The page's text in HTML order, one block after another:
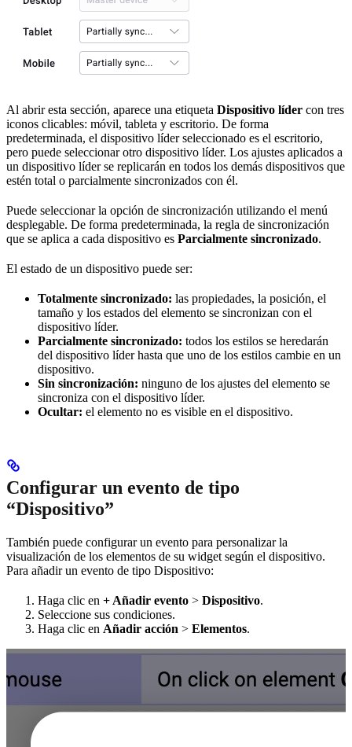
Al abrir esta sección, aparece una etiqueta Dispositivo líder con tres
iconos clicables: móvil, tableta y escritorio. De forma
predeterminada, el dispositivo líder seleccionado es el escritorio,
pero puede seleccionar otro dispositivo líder. Los ajustes aplicados a
un dispositivo líder se replicarán en todos los demás dispositivos que
estén total o parcialmente sincronizados con él.
Puede seleccionar la opción de sincronización utilizando el menú
desplegable. De forma predeterminada, la regla de sincronización
que se aplica a cada dispositivo es Parcialmente sincronizado.
El estado de un dispositivo puede ser:
Totalmente sincronizado: las propiedades, la posición, el
tamaño y los estados del elemento se sincronizan con el
dispositivo líder.
Parcialmente sincronizado: todos los estilos se heredarán
del dispositivo líder hasta que uno de los estilos cambie en un
dispositivo.
Sin sincronización: ninguno de los ajustes del elemento se
sincroniza con el dispositivo líder.
Ocultar: el elemento no es visible en el dispositivo.
Configurar un evento de tipo
“Dispositivo”
También puede configurar un evento para personalizar la
visualización de los elementos de su widget según el dispositivo.
Para añadir un evento de tipo Dispositivo:
Haga clic en + Añadir evento > Dispositivo.
Seleccione sus condiciones.
Haga clic en Añadir acción > Elementos.